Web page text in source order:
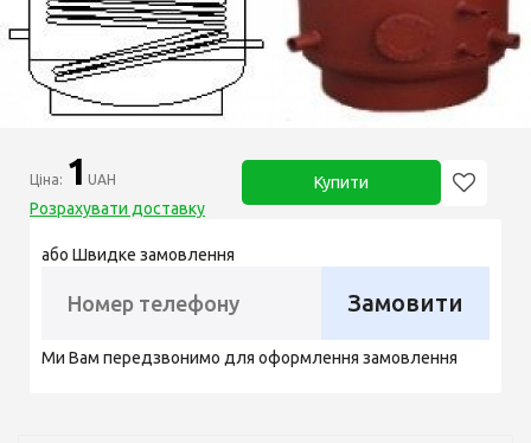
Ціна: 1 UAH
Розрахувати доставку
Купити
або Швидке замовлення
Замовити
Ми Вам передзвонимо для оформлення замовлення